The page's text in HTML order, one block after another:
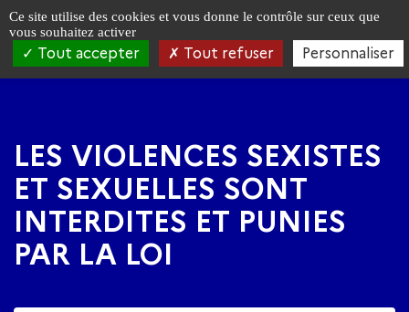
LES VIOLENCES SEXISTES
ET SEXUELLES SONT
INTERDITES ET PUNIES
PAR LA LOI
Panneau de gestion des cookies
Ce site utilise des cookies et vous donne le contrôle sur ceux que
vous souhaitez activer
Tout accepter Tout refuser Personnaliser